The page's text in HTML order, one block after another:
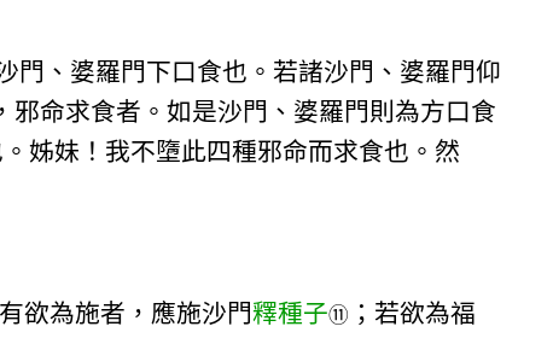
門、婆羅門下口食也。若諸沙門、婆羅門仰
，邪命求食者。如是沙門、婆羅門則為方口食
姊妹！我不墮此四種邪命而求食也。然
欲為施者，應施沙門釋種子⑪ ；若欲為福